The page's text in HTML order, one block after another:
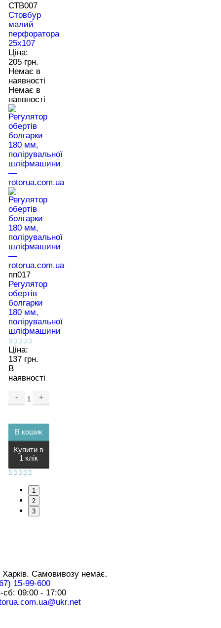
СТВ007
Стовбур
малий
перфоратора
25х107
Ціна:
205 грн.
Немає в
наявності
Немає в
наявності
пп017
Регулятор
обертів
болгарки
180 мм,
полірувальної
шліфмашини
Ціна:
137 грн.
В
наявності
- +
В кошик
Купити в
1 клік
1
2
3
Самовивозу немає.
15-99-600
сб: 09:00 - 17:00